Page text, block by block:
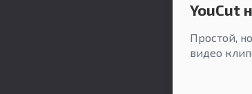
YouCut
Простой,
видео